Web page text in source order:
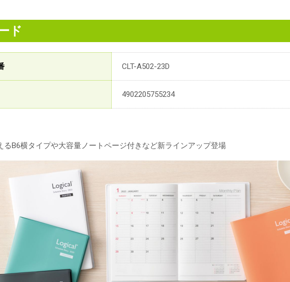
ド
CLT-A502-23D
4902205755234
るB6横タイプや大容量ノートページ付きなど新ラインアップ登場